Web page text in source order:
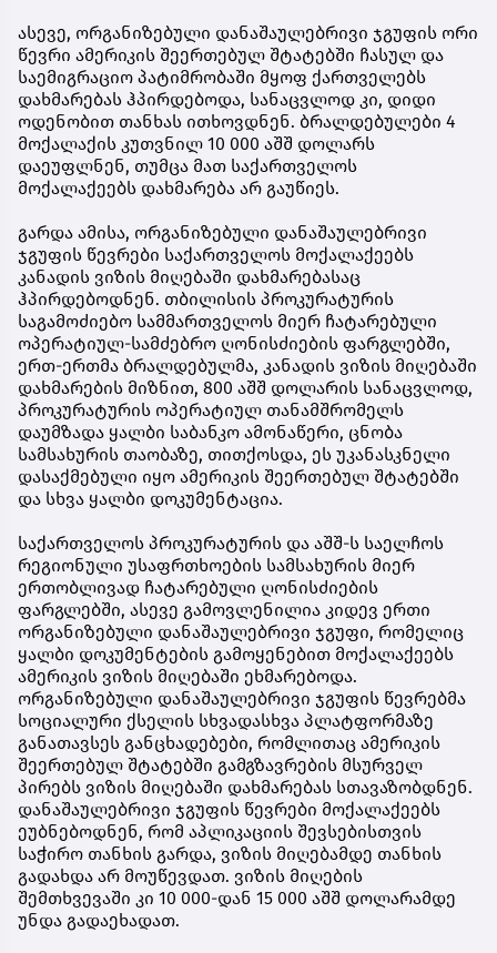
ასევე, ორგანიზებული დანაშაულებრივი ჯგუფის ორი
წევრი ამერიკის შეერთებულ შტატებში ჩასულ და
საემიგრაციო პატიმრობაში მყოფ ქართველებს
დახმარებას ჰპირდებოდა, სანაცვლოდ კი, დიდი
ოდენობით თანხას ითხოვდნენ. ბრალდებულები 4
მოქალაქის კუთვნილ 10 000 აშშ დოლარს
დაეუფლნენ, თუმცა მათ საქართველოს
მოქალაქეებს დახმარება არ გაუწიეს.
გარდა ამისა, ორგანიზებული დანაშაულებრივი
ჯგუფის წევრები საქართველოს მოქალაქეებს
კანადის ვიზის მიღებაში დახმარებასაც
ჰპირდებოდნენ. თბილისის პროკურატურის
საგამოძიებო სამმართველოს მიერ ჩატარებული
ოპერატიულ-სამძებრო ღონისძიების ფარგლებში,
ერთ-ერთმა ბრალდებულმა, კანადის ვიზის მიღებაში
დახმარების მიზნით, 800 აშშ დოლარის სანაცვლოდ,
პროკურატურის ოპერატიულ თანამშრომელს
დაუმზადა ყალბი საბანკო ამონაწერი, ცნობა
სამსახურის თაობაზე, თითქოსდა, ეს უკანასკნელი
დასაქმებული იყო ამერიკის შეერთებულ შტატებში
და სხვა ყალბი დოკუმენტაცია.
საქართველოს პროკურატურის და აშშ-ს საელჩოს
რეგიონული უსაფრთხოების სამსახურის მიერ
ერთობლივად ჩატარებული ღონისძიების
ფარგლებში, ასევე გამოვლენილია კიდევ ერთი
ორგანიზებული დანაშაულებრივი ჯგუფი, რომელიც
ყალბი დოკუმენტების გამოყენებით მოქალაქეებს
ამერიკის ვიზის მიღებაში ეხმარებოდა.
ორგანიზებული დანაშაულებრივი ჯგუფის წევრებმა
სოციალური ქსელის სხვადასხვა პლატფორმაზე
განათავსეს განცხადებები, რომლითაც ამერიკის
შეერთებულ შტატებში გამგზავრების მსურველ
პირებს ვიზის მიღებაში დახმარებას სთავაზობდნენ.
დანაშაულებრივი ჯგუფის წევრები მოქალაქეებს
ეუბნებოდნენ, რომ აპლიკაციის შევსებისთვის
საჭირო თანხის გარდა, ვიზის მიღებამდე თანხის
გადახდა არ მოუწევდათ. ვიზის მიღების
შემთხვევაში კი 10 000-დან 15 000 აშშ დოლარამდე
უნდა გადაეხადათ.